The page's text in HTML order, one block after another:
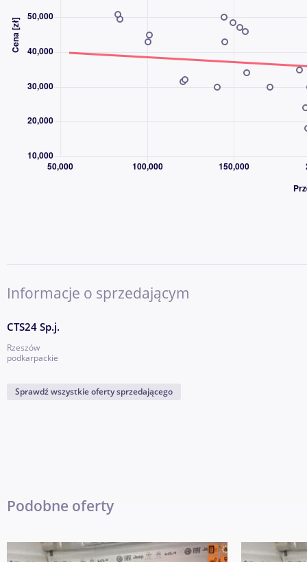
Informacje o sprzedającym
CTS24 Sp.j.
Rzeszów
podkarpackie
Sprawdź wszystkie oferty sprzedającego
Podobne oferty